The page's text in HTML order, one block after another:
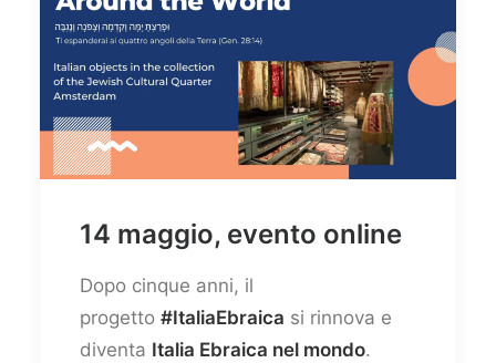
14 maggio, evento online
Dopo cinque anni, il
progetto #ItaliaEbraica si rinnova e
diventa Italia Ebraica nel mondo.